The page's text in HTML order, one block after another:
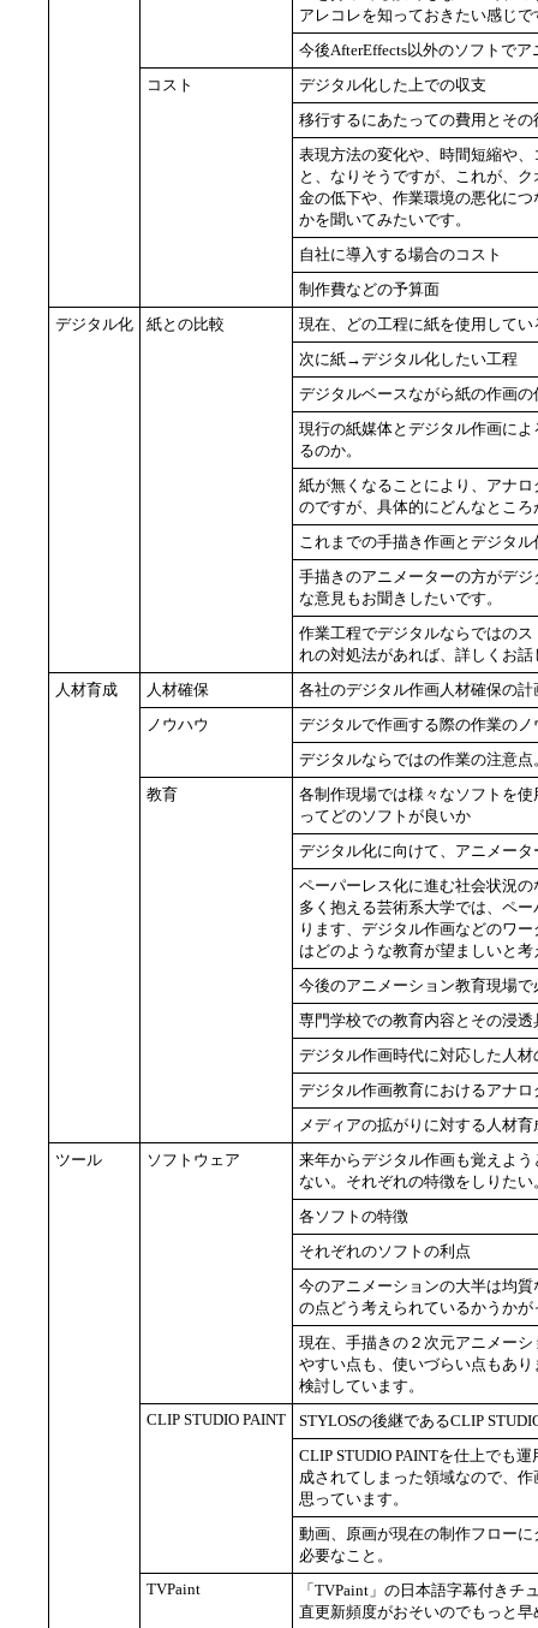
アレコレを知っておきたい感じで
今後AfterEffects以外のソフトで
コスト
デジタル化した上での収支
移行するにあたっての費用とその
表現方法の変化や、時間短縮や
と、なりそうですが、これが、
金の低下や、作業環境の悪化に
かを聞いてみたいです。
自社に導入する場合のコスト
制作費などの予算面
デジタル化
紙との比較
現在、どの工程に紙を使用してい
次に紙→デジタル化したい工程
デジタルベースながら紙の作画
現行の紙媒体とデジタル作画に
るのか。
紙が無くなることにより、アナ
のですが、具体的にどんなとこ
これまでの手描き作画とデジタ
手描きのアニメーターの方がデ
な意見もお聞きしたいです。
作業工程でデジタルならではの
れの対処法があれば、詳しくお
人材育成
人材確保
各社のデジタル作画人材確保の計
ノウハウ
デジタルで作画する際の作業の
デジタルならではの作業の注意点
教育
各制作現場では様々なソフトを
ってどのソフトが良いか
デジタル化に向けて、アニメー
ペーパーレス化に進む社会状況
多く抱える芸術系大学では、ペ
ります、デジタル作画などのワ
はどのような教育が望ましいと考
今後のアニメーション教育現場
専門学校での教育内容とその浸透
デジタル作画時代に対応した人
デジタル作画教育におけるアナ
メディアの拡がりに対する人材育
ツール
ソフトウェア
来年からデジタル作画も覚えよ
ない。それぞれの特徴をしりたい
各ソフトの特徴
それぞれのソフトの利点
今のアニメーションの大半は均
の点どう考えられているかうか
現在、手描きの２次元アニメー
やすい点も、使いづらい点もあ
検討しています。
CLIP STUDIO PAINT
STYLOSの後継であるCLIP
CLIP STUDIO PAINTを仕上でも
成されてしまった領域なので、
思っています。
動画、原画が現在の制作フロー
必要なこと。
TVPaint
「TVPaint」の日本語字幕付き
直更新頻度がおそいのでもっと早